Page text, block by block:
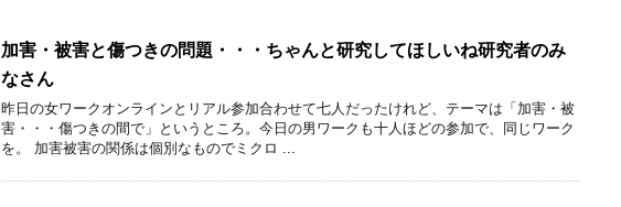
加害・被害と傷つきの問題・・・ちゃんと研究してほしいね研究者のみ
なさん
昨日の女ワークオンラインとリアル参加合わせて七人だったけれど、テーマは「加害・被
害・・・傷つきの間で」というところ。今日の男ワークも十人ほどの参加で、同じワーク
を。 加害被害の関係は個別なものでミクロ ...